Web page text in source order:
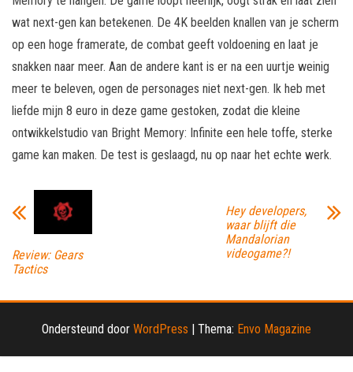
wat next-gen kan betekenen. De 4K beelden knallen van je scherm
op een hoge framerate, de combat geeft voldoening en laat je
snakken naar meer. Aan de andere kant is er na een uurtje weinig
meer te beleven, ogen de personages niet next-gen. Ik heb met
liefde mijn 8 euro in deze game gestoken, zodat die kleine
ontwikkelstudio van Bright Memory: Infinite een hele toffe, sterke
game kan maken. De test is geslaagd, nu op naar het echte werk.
Review: Gears
Tactics
Hey developers,
waar blijft die
Mandalorian
videogame?!
Ondersteund door WordPress | Thema: Envo Magazine